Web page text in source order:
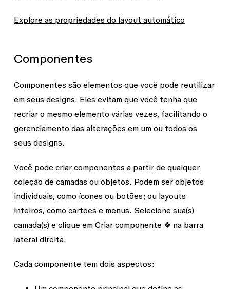
Explore as propriedades do layout automático
Componentes
Componentes são elementos que você pode reutilizar
em seus designs. Eles evitam que você tenha que
recriar o mesmo elemento várias vezes, facilitando o
gerenciamento das alterações em um ou todos os
seus designs.
Você pode criar componentes a partir de qualquer
coleção de camadas ou objetos. Podem ser objetos
individuais, como ícones ou botões; ou layouts
inteiros, como cartões e menus. Selecione sua(s)
camada(s) e clique em Criar componente ❖ na barra
lateral direita.
Cada componente tem dois aspectos: